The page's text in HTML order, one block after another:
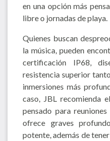
en una opción más
libre o jornadas de playa.
Quienes buscan
la música, pueden
certificación IP68,
resistencia superior
inmersiones más
caso, JBL recomienda el
pensado para
ofrece graves
potente, además de